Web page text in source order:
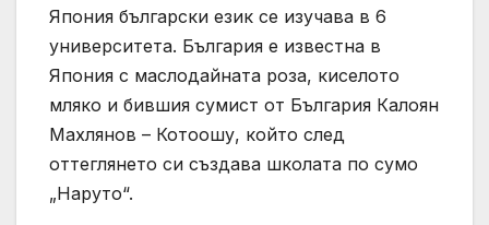
Япония български език се изучава в 6
университета. България е известна в
Япония с маслодайната роза, киселото
мляко и бившия сумист от България Калоян
Махлянов – Котоошу, който след
оттеглянето си създава школата по сумо
„Наруто“.